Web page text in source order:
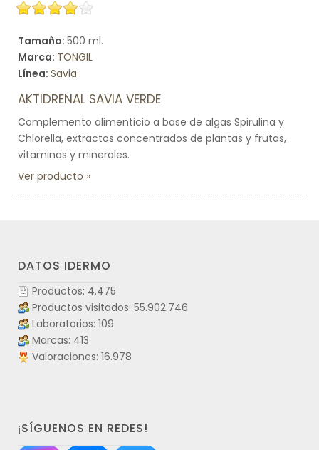
Tamaño: 500 ml.
Marca: TONGIL
Línea: Savia
AKTIDRENAL SAVIA VERDE
Complemento alimenticio a base de algas Spirulina y
Chlorella, extractos concentrados de plantas y frutas,
vitaminas y minerales.
Ver producto
DATOS IDERMO
Productos: 4.475
Productos visitados: 55.902.746
Laboratorios: 109
Marcas: 413
Valoraciones: 16.978
¡SÍGUENOS EN REDES!